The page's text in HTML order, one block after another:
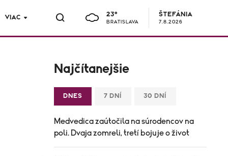
VIAC 23°
BRATISLAVA
ŠTEFÁNIA
7.8.2026
Najčítanejšie
DNES 7 DNÍ 30 DNÍ
Medvedica zaútočila na súrodencov na
poli. Dvaja zomreli, tretí bojuje o život